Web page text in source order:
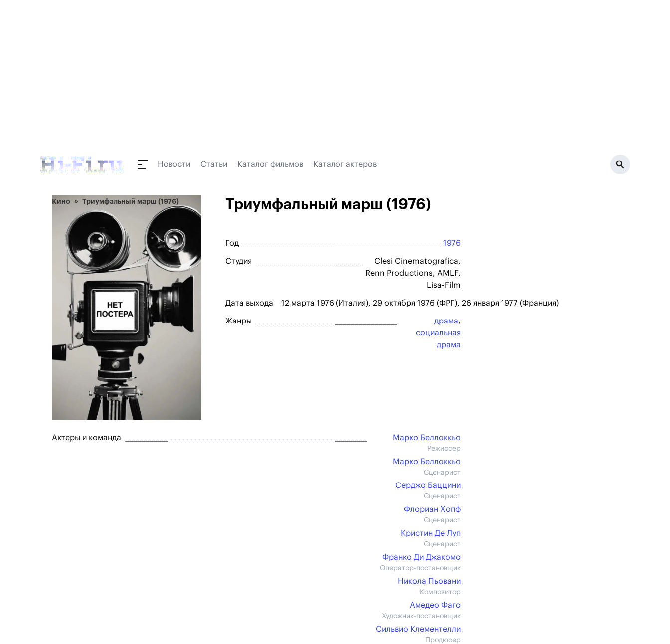
Новости Статьи Каталог фильмов Каталог актеров
Кино Триумфальный марш (1976) Триумфальный марш (1976)
Год 1976
Студия
Clesi Cinematografica,
Renn Productions, AMLF,
Lisa-Film
Дата выхода 12 марта 1976 (Италия), 29 октября 1976 (ФРГ), 26 января 1977 (Франция)
Жанры драма,
социальная
драма
Актеры и команда Марко Беллоккьо
Режиссер
Марко Беллоккьо
Сценарист
Серджо Баццини
Сценарист
Флориан Хопф
Сценарист
Кристин Де Луп
Сценарист
Франко Ди Джакомо
Оператор-постановщик
Никола Пьовани
Композитор
Амедео Фаго
Художник-постановщик
Сильвио Клементелли
Продюсер